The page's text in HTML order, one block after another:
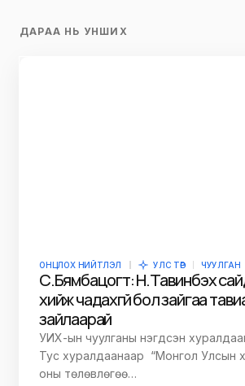
ДАРАА НЬ УНШИХ
ОНЦЛОХ НИЙТЛЭЛ УЛС ТӨР ЧУУЛГАН
С.Бямбацогт: Н.Тавинбэх
хийж чадахгүй бол зайгаа
зайлаарай
УИХ-ын чуулганы нэгдсэн
Тус хуралдаанаар “Монгол Улсын
оны төлөвлөгөө…